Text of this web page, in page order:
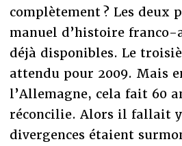
complètement ? Les deux
manuel d’histoire franco-
déjà disponibles. Le
attendu pour 2009. Mais
l’Allemagne, cela fait 60
réconcilie. Alors il fallait
divergences étaient